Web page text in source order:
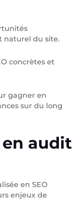
naturel du site.
concrètes et
gagner en
sur du long
audit
en SEO
enjeux de